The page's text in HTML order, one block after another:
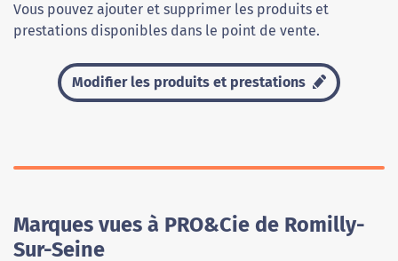
Vous pouvez ajouter et supprimer les produits et
prestations disponibles dans le point de vente.
Modifier les produits et prestations
Marques vues à PRO&Cie de Romilly-
Sur-Seine